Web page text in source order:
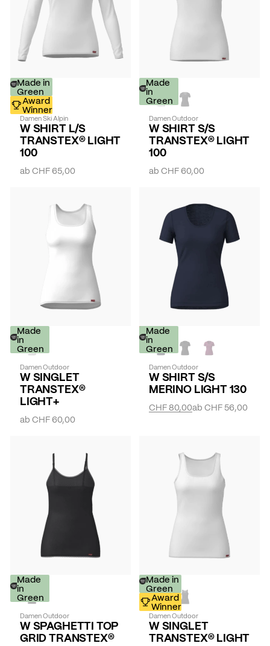
Award
Winner
Made in
Green
Damen Ski Alpin
W SHIRT L/S
TRANSTEX® LIGHT
100
abCHF 65,00
Made
in
Green
Damen Outdoor
W SHIRT S/S
TRANSTEX® LIGHT
100
abCHF 60,00
Made
in
Green
Damen Outdoor
W SINGLET
TRANSTEX®
LIGHT+
abCHF 60,00
-
30%
Made
in
Green
Damen Outdoor
W SHIRT S/S
MERINO LIGHT 130
abCHF 56,00
CHF 80,00
Made
in
Green
Damen Outdoor
W SPAGHETTI TOP
GRID TRANSTEX®
Award
Winner
Made in
Green
Damen Outdoor
W SINGLET
TRANSTEX® LIGHT